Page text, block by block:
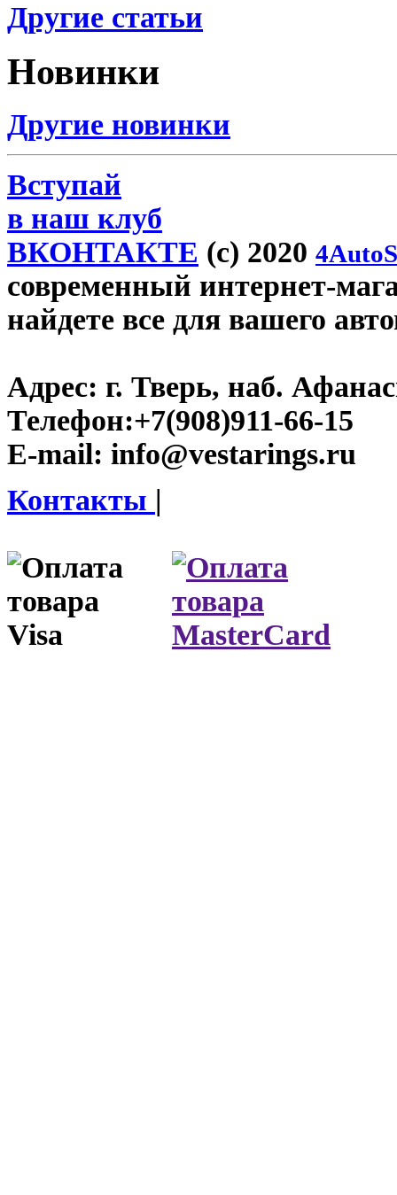
Другие статьи
Новинки
Другие новинки
Вступай
в наш клуб
ВКОНТАКТЕ (c) 2020
современный интернет-
найдете все для вашего
Адрес: г. Тверь, наб.
Телефон:+7(908)911-66-15
E-mail: info@vestarings.ru
Контакты |